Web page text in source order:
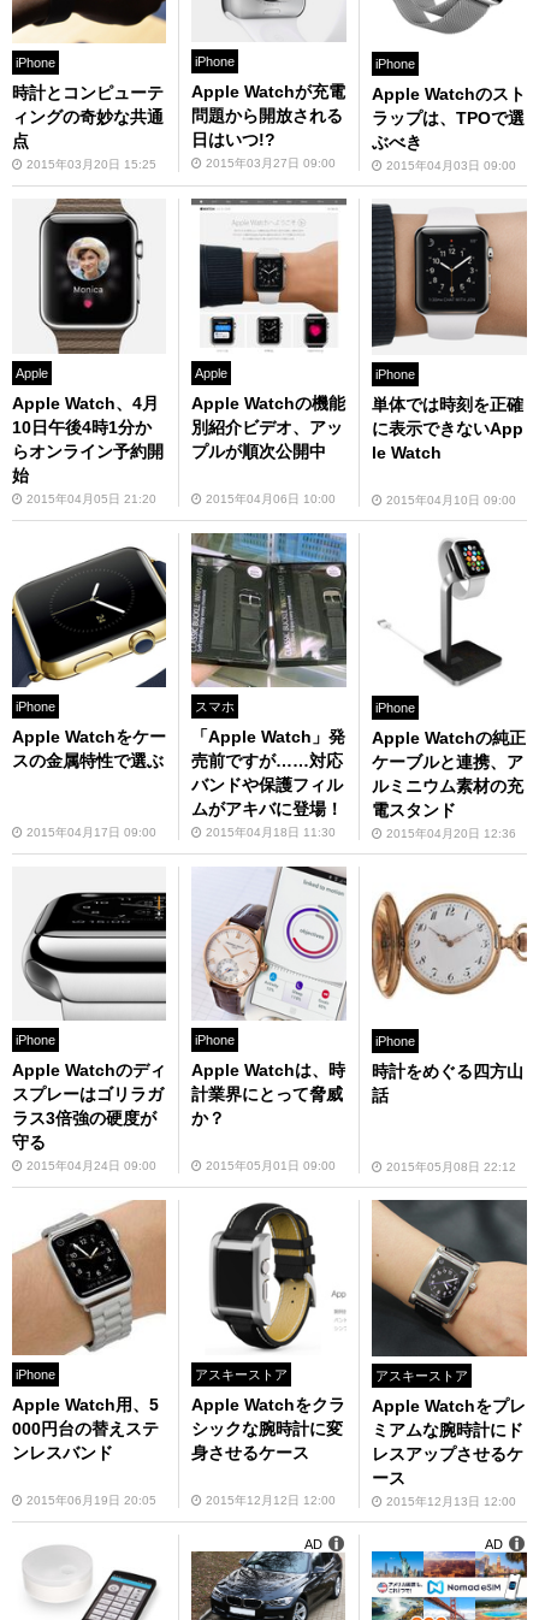
iPhone
時計とコンピューテ
ィングの奇妙な共通
点
2015年03月20日 15:25
iPhone
Apple Watchが充電
問題から開放される
日はいつ!?
2015年03月27日 09:00
iPhone
Apple Watchのスト
ラップは、TPOで選
ぶべき
2015年04月03日 09:00
Apple
Apple Watch、4月
10日午後4時1分か
らオンライン予約開
始
2015年04月05日 21:20
Apple
Apple Watchの機能
別紹介ビデオ、アッ
プルが順次公開中
2015年04月06日 10:00
iPhone
単体では時刻を正確
に表示できないApp
le Watch
2015年04月10日 09:00
iPhone
Apple Watchをケー
スの金属特性で選ぶ
2015年04月17日 09:00
スマホ
「Apple Watch」発
売前ですが……対応
バンドや保護フィル
ムがアキバに登場！
2015年04月18日 11:30
iPhone
Apple Watchの純正
ケーブルと連携、ア
ルミニウム素材の充
電スタンド
2015年04月20日 12:36
iPhone
Apple Watchのディ
スプレーはゴリラガ
ラス3倍強の硬度が
守る
2015年04月24日 09:00
iPhone
Apple Watchは、時
計業界にとって脅威
か？
2015年05月01日 09:00
iPhone
時計をめぐる四方山
話
2015年05月08日 22:12
iPhone
Apple Watch用、5
000円台の替えステ
ンレスバンド
2015年06月19日 20:05
アスキーストア
Apple Watchをクラ
シックな腕時計に変
身させるケース
2015年12月12日 12:00
アスキーストア
Apple Watchをプレ
ミアムな腕時計にド
レスアップさせるケ
ース
2015年12月13日 12:00
AD AD